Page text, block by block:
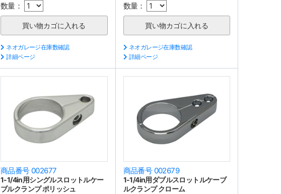
数量：
ネオガレージ在庫数確認
詳細ページ
数量：
ネオガレージ在庫数確認
詳細ページ
商品番号 002677
1-1/4in用シングルスロットルケー
ブルクランプ ポリッシュ
商品番号 002679
1-1/4in用ダブルスロットルケーブ
ルクランプ クローム